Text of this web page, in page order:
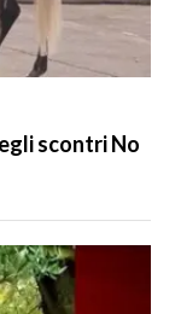
scontri No